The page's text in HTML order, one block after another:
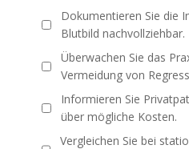
Dokumentieren Sie die
Blutbild nachvollziehbar.
Überwachen Sie das
Vermeidung von
Informieren Sie
über mögliche Kosten.
Vergleichen Sie bei